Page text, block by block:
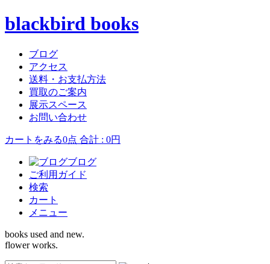
blackbird books
ブログ
アクセス
送料・お支払方法
買取のご案内
展示スペース
お問い合わせ
カートをみる0点 合計 : 0円
ブログ
ご利用ガイド
検索
カート
メニュー
books used and new.
flower works.